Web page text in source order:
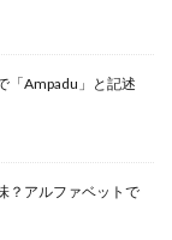
「Ampadu」と記述
？アルファベットで